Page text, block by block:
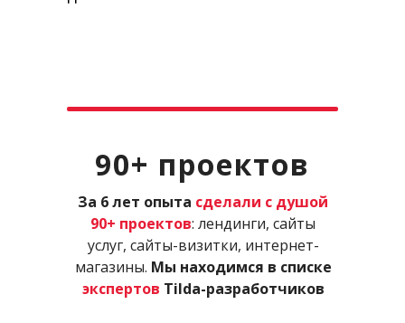
90+ проектов
За 6 лет опыта сделали с душой
90+ проектов: лендинги, сайты
услуг, сайты-визитки, интернет-
магазины. Мы находимся в списке
экспертов Tilda-разработчиков